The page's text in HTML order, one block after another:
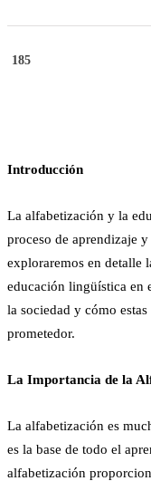
185
Introducción
La alfabetización y la
proceso de aprendizaje
exploraremos en detalle
educación lingüística en
la sociedad y cómo
prometedor.
La Importancia de la
La alfabetización es
es la base de todo el
alfabetización